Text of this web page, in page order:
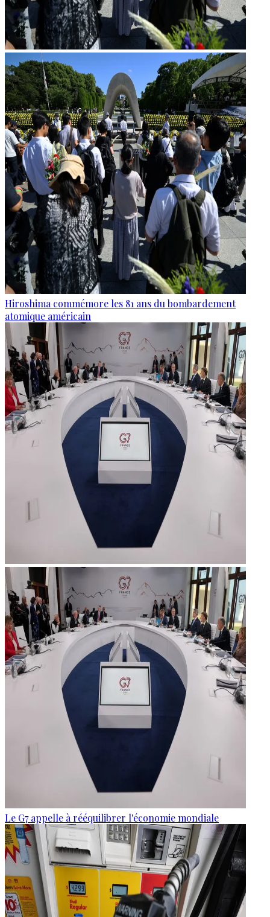
Hiroshima commémore les 81 ans du bombardement
atomique américain
Le G7 appelle à rééquilibrer l'économie mondiale